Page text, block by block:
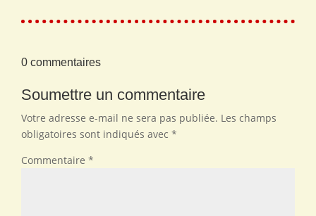
0 commentaires
Soumettre un commentaire
Votre adresse e-mail ne sera pas publiée. Les champs
obligatoires sont indiqués avec *
Commentaire *